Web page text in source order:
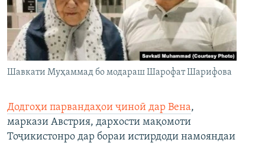
Шавкати Муҳаммад бо модараш Шарофат Шарифова
Додгоҳи парвандаҳои ҷиноӣ дар Вена,
маркази Австрия, дархости мақомоти
Тоҷикистонро дар бораи истирдоди намояндаи